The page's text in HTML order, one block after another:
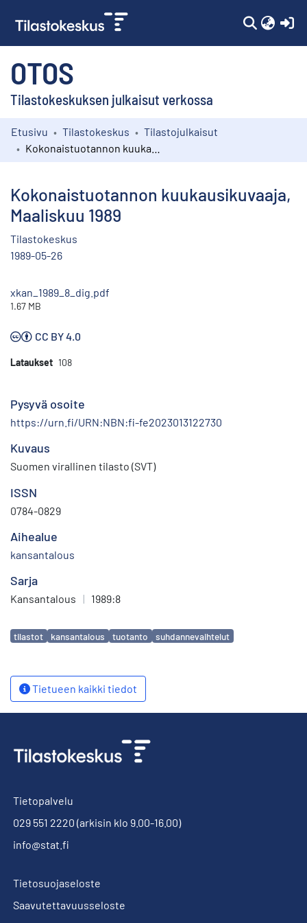
OTOS
Tilastokeskuksen julkaisut verkossa
Kokoelmat
Etusivu Tilastokeskus
Tilastojulkaisut
Kokonaistuotannon kuukausikuvaaja,
Maaliskuu 1989
Tilastokeskus
1989-05-26
xkan_1989_8_dig.pdf
1.67 MB
CC BY 4.0
Lataukset 108
Pysyvä osoite
https://urn.fi/URN:NBN:fi-fe2023013122730
Kuvaus
Suomen virallinen tilasto (SVT)
ISSN
0784-0829
Aihealue
kansantalous
Sarja
Kansantalous | 1989:8
Avainsanat
tilastot kansantalous tuotanto suhdannevaihtelut
Tietueen kaikki tiedot
Tietopalvelu
029 551 2220 (arkisin klo 9.00-16.00)
info@stat.fi
Tietosuojaseloste
Saavutettavuusseloste